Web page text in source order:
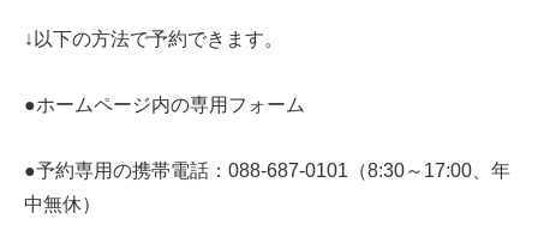
↓以下の方法で予約できます。
●ホームページ内の専用フォーム
●予約専用の携帯電話：088-687-0101（8:30～17:00、年
中無休）